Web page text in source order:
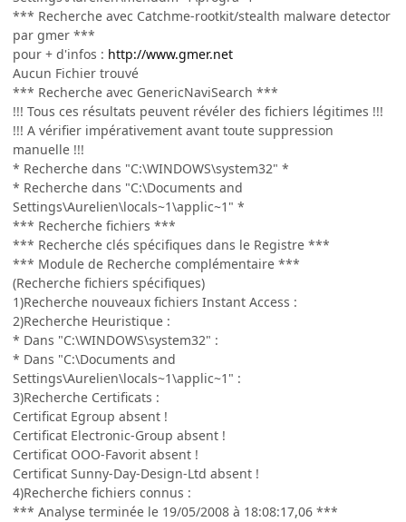
*** Recherche avec Catchme-rootkit/stealth malware detector
par gmer ***
pour + d'infos : http://www.gmer.net
Aucun Fichier trouvé
*** Recherche avec GenericNaviSearch ***
!!! Tous ces résultats peuvent révéler des fichiers légitimes !!!
!!! A vérifier impérativement avant toute suppression
manuelle !!!
* Recherche dans "C:\WINDOWS\system32" *
* Recherche dans "C:\Documents and
Settings\Aurelien\locals~1\applic~1" *
*** Recherche fichiers ***
*** Recherche clés spécifiques dans le Registre ***
*** Module de Recherche complémentaire ***
(Recherche fichiers spécifiques)
1)Recherche nouveaux fichiers Instant Access :
2)Recherche Heuristique :
* Dans "C:\WINDOWS\system32" :
* Dans "C:\Documents and
Settings\Aurelien\locals~1\applic~1" :
3)Recherche Certificats :
Certificat Egroup absent !
Certificat Electronic-Group absent !
Certificat OOO-Favorit absent !
Certificat Sunny-Day-Design-Ltd absent !
4)Recherche fichiers connus :
*** Analyse terminée le 19/05/2008 à 18:08:17,06 ***